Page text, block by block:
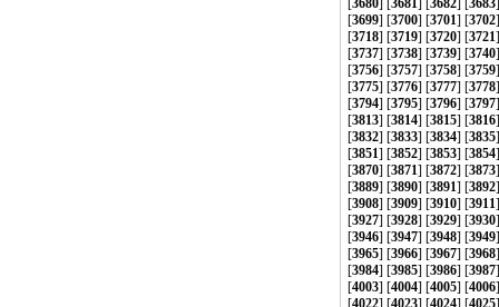
[3680] [3681] [3682] [3683
[3699] [3700] [3701] [3702
[3718] [3719] [3720] [3721
[3737] [3738] [3739] [3740
[3756] [3757] [3758] [3759
[3775] [3776] [3777] [3778
[3794] [3795] [3796] [3797
[3813] [3814] [3815] [3816
[3832] [3833] [3834] [3835
[3851] [3852] [3853] [3854
[3870] [3871] [3872] [3873
[3889] [3890] [3891] [3892
[3908] [3909] [3910] [3911
[3927] [3928] [3929] [3930
[3946] [3947] [3948] [3949
[3965] [3966] [3967] [3968
[3984] [3985] [3986] [3987
[4003] [4004] [4005] [4006
[4022] [4023] [4024] [4025